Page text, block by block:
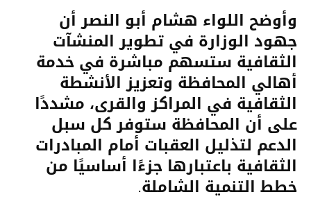
وأوضح اللواء هشام أبو النصر أن
جهود الوزارة في تطوير المنشآت
الثقافية ستسهم مباشرة في خدمة
أهالي المحافظة وتعزيز الأنشطة
الثقافية في المراكز والقرى، مشددًا
على أن المحافظة ستوفر كل سبل
الدعم لتذليل العقبات أمام المبادرات
الثقافية باعتبارها جزءًا أساسيًا من
خطط التنمية الشاملة.